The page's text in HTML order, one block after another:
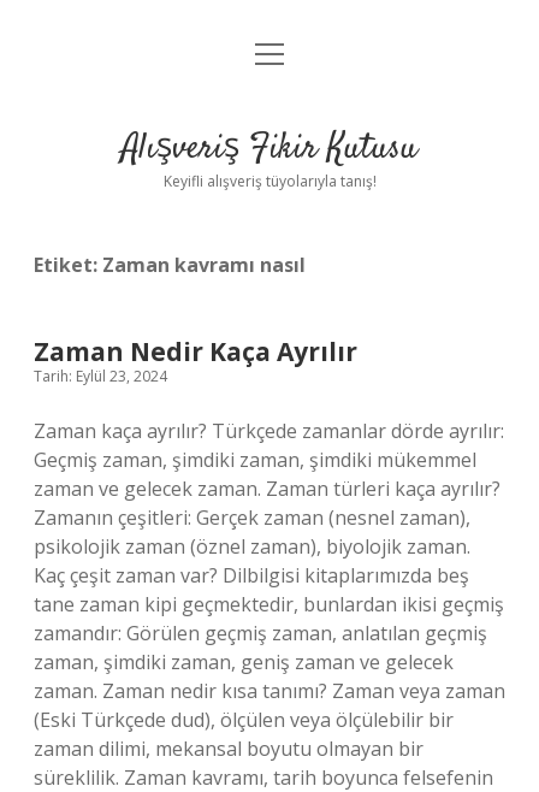
Anasayfa
Yasal Uyarı
menüyü
Alışveriş Fikir Kutusu
Keyifli alışveriş tüyolarıyla tanış!
Etiket: Zaman kavramı nasıl
Zaman Nedir Kaça Ayrılır
Tarih: Eylül 23, 2024
Zaman kaça ayrılır? Türkçede zamanlar dörde ayrılır:
Geçmiş zaman, şimdiki zaman, şimdiki mükemmel
zaman ve gelecek zaman. Zaman türleri kaça ayrılır?
Zamanın çeşitleri: Gerçek zaman (nesnel zaman),
psikolojik zaman (öznel zaman), biyolojik zaman.
Kaç çeşit zaman var? Dilbilgisi kitaplarımızda beş
tane zaman kipi geçmektedir, bunlardan ikisi geçmiş
zamandır: Görülen geçmiş zaman, anlatılan geçmiş
zaman, şimdiki zaman, geniş zaman ve gelecek
zaman. Zaman nedir kısa tanımı? Zaman veya zaman
(Eski Türkçede dud), ölçülen veya ölçülebilir bir
zaman dilimi, mekansal boyutu olmayan bir
süreklilik. Zaman kavramı, tarih boyunca felsefenin